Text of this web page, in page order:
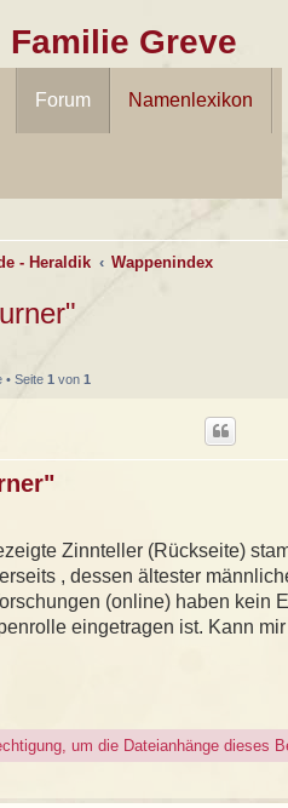
Familie Greve
Forum Namenlexikon
- Heraldik Wappenindex
• Seite 1 von 1
Zinnteller (Rückseite)
, dessen ältester
(online) haben kein
eingetragen ist. Kann
um die Dateianhänge dieses